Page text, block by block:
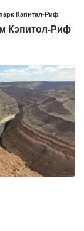
Кэпитал-Риф
Кэпитол-Риф